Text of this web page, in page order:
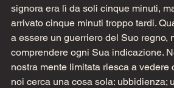
signora era lì da soli cinque minuti,
arrivato cinque minuti troppo tardi.
a essere un guerriero del Suo regno,
comprendere ogni Sua indicazione.
nostra mente limitata riesca a vedere
noi cerca una cosa sola: ubbidienza;